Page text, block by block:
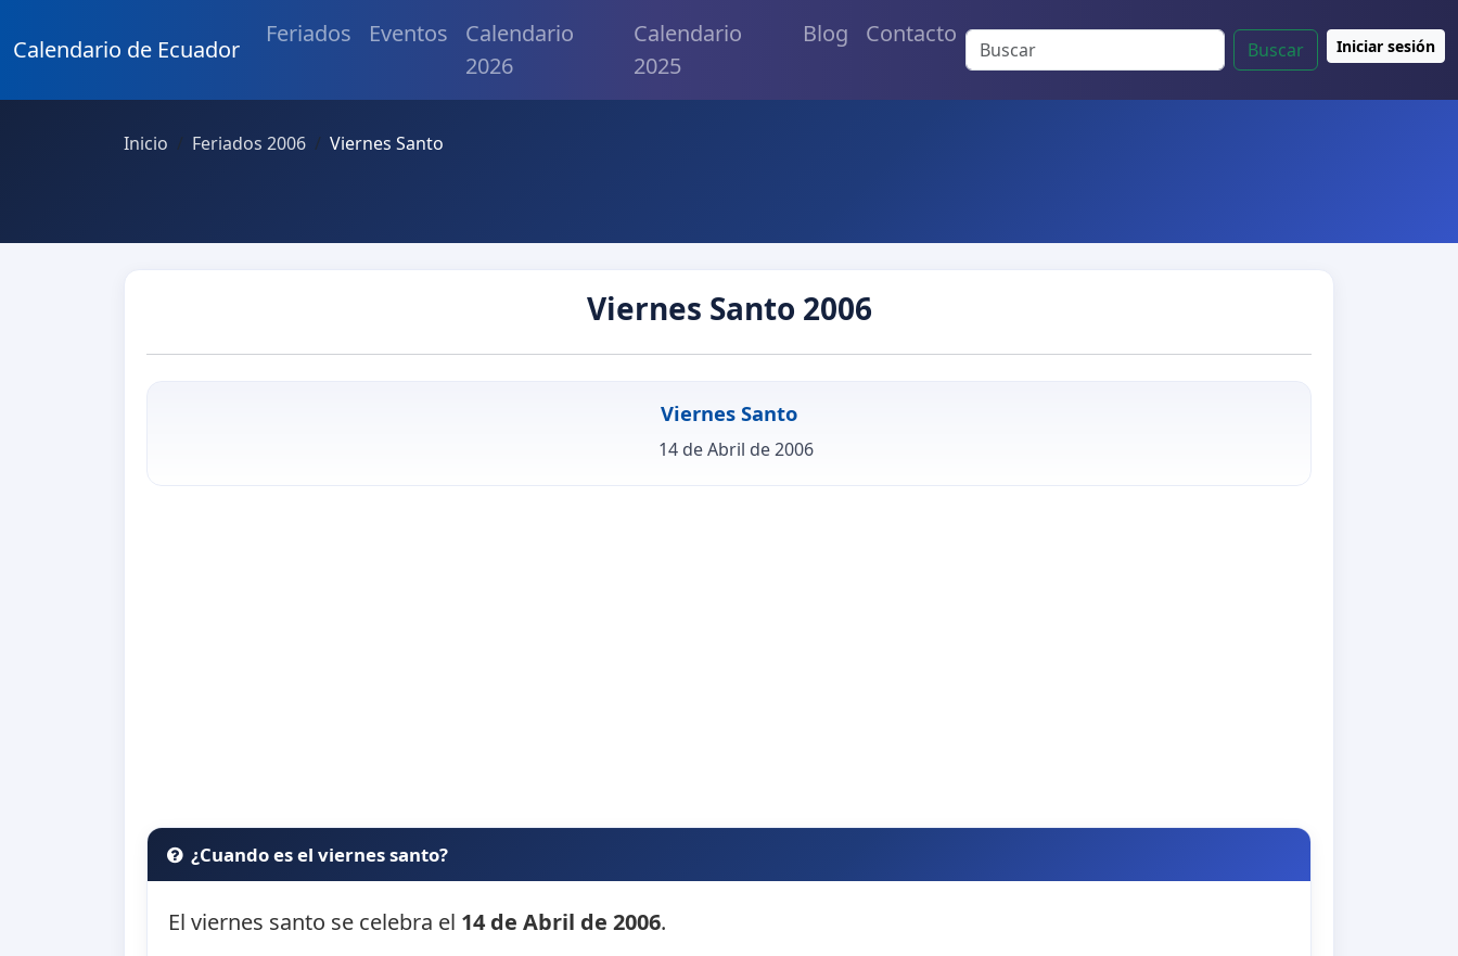
Calendario de Ecuador
Feriados Eventos
Calendario
2026
Calendario
2025
Blog Contacto
Buscar Iniciar sesión
Inicio Feriados 2006 Viernes Santo
Viernes Santo 2006
Viernes Santo
14 de Abril de 2006
¿Cuando es el viernes santo?
El viernes santo se celebra el 14 de Abril de 2006.